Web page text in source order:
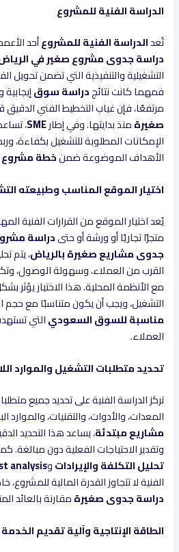
الدراسة الفنية للمشروع
تُعدالدراسة الفنية للمشروعأحد
دراسة جدوى مشروع صغير في
التشغيلية والتنفيذية التي تضمن
فمهما كانت نتائجدراسة سوق
مرتفعًا، فإن غياب التخطيط الفني الدقيق
صغيرةمنذ بدايتها. وفي إطارSME،
الإمكانات المطلوبة للتشغيل بكفاءة،
الأهداف الموضوعة ضمنخطة مشروع
اختيار الموقع المناسب وطبيعته
يُعد اختيار الموقع من القرارات الفنية
متجرًا تجاريًا أو ورشة أو حتىدراسة
جدوى مشاريع صغيرة بالرياض، يتم
القرب من العملاء، وسهولة الوصول،
مع الأنظمة المحلية. هذا الاختيار يؤثر
التشغيل، ويجب أن يكون متناسبًا مع
مناسبة للسوق السعوديالتي
العملاء.
تحديد متطلبات التشغيل والموارد
تركز الدراسة الفنية على تحديد جميع
المعدات، والأدوات، والتقنيات، والموارد
مشاريع مبتدئة، يساعد هذا التحديد
وتقدير الاحتياجات الفعلية دون مبالغة.
تحليل التكلفة والإيراداتوanalysis
الفنية لا تتجاوز القدرة المالية
دراسة جدوى صغيرةمقارنة بالعائد
الطاقة الإنتاجية وآلية تقديم الخدمة